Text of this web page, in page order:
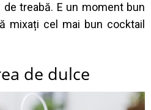
treabă. E un moment bun
mixați cel mai bun cocktail
de dulce